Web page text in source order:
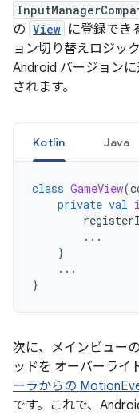
の View に登録でき
ョン切り替えロジッ
Android バージョン
されます。
Kotlin Java
class GameView(
private val
...
}
...
}
次に、メインビューの
ッドを オーバーライ
ーラからの
です。これで、